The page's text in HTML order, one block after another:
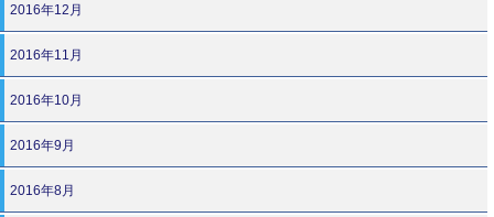
2016年12月
2016年11月
2016年10月
2016年9月
2016年8月